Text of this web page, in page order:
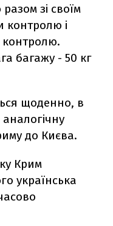
зі своїм
контролю і
контролю.
багажу - 50 кг
щоденно, в
до Києва.
Крим
українська